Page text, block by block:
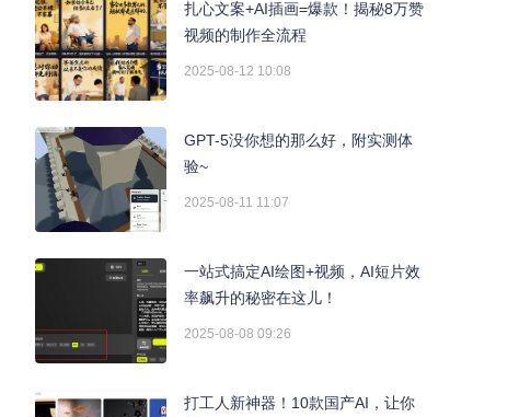
扎心文案+AI插画=爆款！揭秘8万赞
视频的制作全流程
2025-08-12 10:08
GPT-5没你想的那么好，附实测体
验~
2025-08-11 11:07
一站式搞定AI绘图+视频，AI短片效
率飙升的秘密在这儿！
2025-08-08 09:26
打工人新神器！10款国产AI，让你